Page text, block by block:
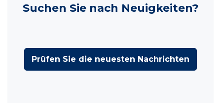
Suchen Sie nach Neuigkeiten?
Prüfen Sie die neuesten Nachrichten